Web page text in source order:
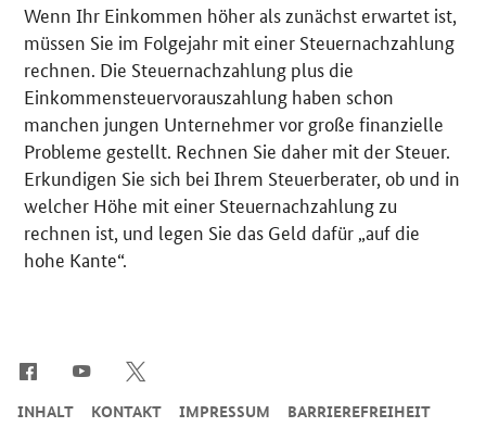
Wenn Ihr Einkommen höher als zunächst erwartet ist,
müssen Sie im Folgejahr mit einer Steuernachzahlung
rechnen. Die Steuernachzahlung plus die
Einkommensteuervorauszahlung haben schon
manchen jungen Unternehmer vor große finanzielle
Probleme gestellt. Rechnen Sie daher mit der Steuer.
Erkundigen Sie sich bei Ihrem Steuerberater, ob und in
welcher Höhe mit einer Steuernachzahlung zu
rechnen ist, und legen Sie das Geld dafür „auf die
hohe Kante“.
INHALT KONTAKT IMPRESSUM
BARRIEREFREIHEIT